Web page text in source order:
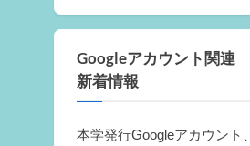
Googleアカウント関連
新着情報
本学発行Googleアカウント